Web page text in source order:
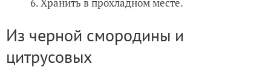
Из черной смородины и
цитрусовых